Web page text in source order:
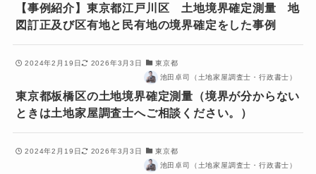
【事例紹介】東京都江戸川区 土地境界確定測量 地
図訂正及び区有地と民有地の境界確定をした事例
2024年2月19日 2026年3月3日
東京都
池田卓司（土地家屋調査士・行政書士）
東京都板橋区の土地境界確定測量（境界が分からない
ときは土地家屋調査士へご相談ください。）
2024年2月19日 2026年3月3日
東京都
池田卓司（土地家屋調査士・行政書士）